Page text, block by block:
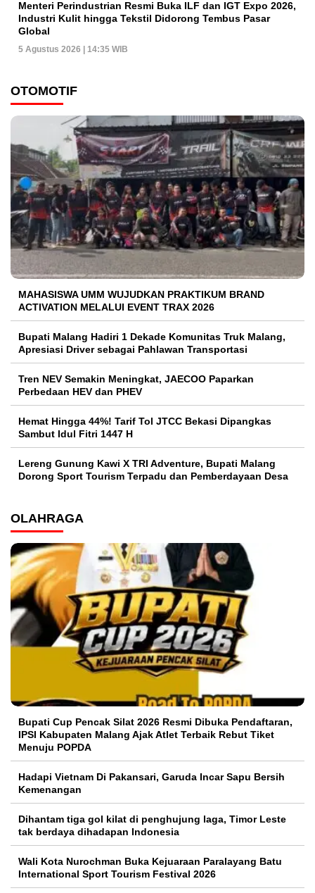
Menteri Perindustrian Resmi Buka ILF dan IGT Expo 2026,
Industri Kulit hingga Tekstil Didorong Tembus Pasar
Global
5 Agustus 2026 | 14:35 WIB
OTOMOTIF
MAHASISWA UMM WUJUDKAN PRAKTIKUM BRAND
ACTIVATION MELALUI EVENT TRAX 2026
Bupati Malang Hadiri 1 Dekade Komunitas Truk Malang,
Apresiasi Driver sebagai Pahlawan Transportasi
Tren NEV Semakin Meningkat, JAECOO Paparkan
Perbedaan HEV dan PHEV
Hemat Hingga 44%! Tarif Tol JTCC Bekasi Dipangkas
Sambut Idul Fitri 1447 H
Lereng Gunung Kawi X TRI Adventure, Bupati Malang
Dorong Sport Tourism Terpadu dan Pemberdayaan Desa
OLAHRAGA
Bupati Cup Pencak Silat 2026 Resmi Dibuka Pendaftaran,
IPSI Kabupaten Malang Ajak Atlet Terbaik Rebut Tiket
Menuju POPDA
Hadapi Vietnam Di Pakansari, Garuda Incar Sapu Bersih
Kemenangan
Dihantam tiga gol kilat di penghujung laga, Timor Leste
tak berdaya dihadapan Indonesia
Wali Kota Nurochman Buka Kejuaraan Paralayang Batu
International Sport Tourism Festival 2026